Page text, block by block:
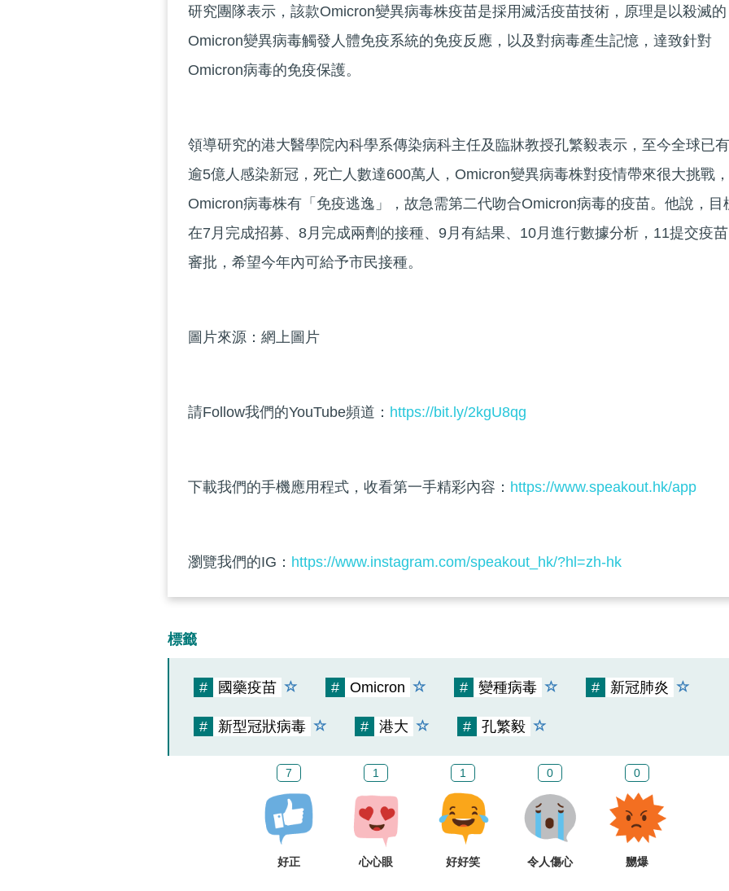
研究團隊表示，該款Omicron變異病毒株疫苗是採用滅活疫苗技術，原理是以殺滅的
Omicron變異病毒觸發人體免疫系統的免疫反應，以及對病毒產生記憶，達致針對
Omicron病毒的免疫保護。
領導研究的港大醫學院內科學系傳染病科主任及臨牀教授孔繁毅表示，至今全球已有
逾5億人感染新冠，死亡人數達600萬人，Omicron變異病毒株對疫情帶來很大挑戰，
Omicron病毒株有「免疫逃逸」，故急需第二代吻合Omicron病毒的疫苗。他說，目
在7月完成招募、8月完成兩劑的接種、9月有結果、10月進行數據分析，11提交疫苗
審批，希望今年內可給予市民接種。
圖片來源：網上圖片
請Follow我們的YouTube頻道： https://bit.ly/2kgU8qg
下載我們的手機應用程式，收看第一手精彩內容： https://www.speakout.hk/app
瀏覽我們的IG： https://www.instagram.com/speakout_hk/?hl=zh-hk
標籤
# 國藥疫苗 # Omicron # 變種病毒 # 新冠肺炎
# 新型冠狀病毒 # 港大 # 孔繁毅
7
好正
1
心心眼
1
好好笑
0
令人傷心
0
嬲爆